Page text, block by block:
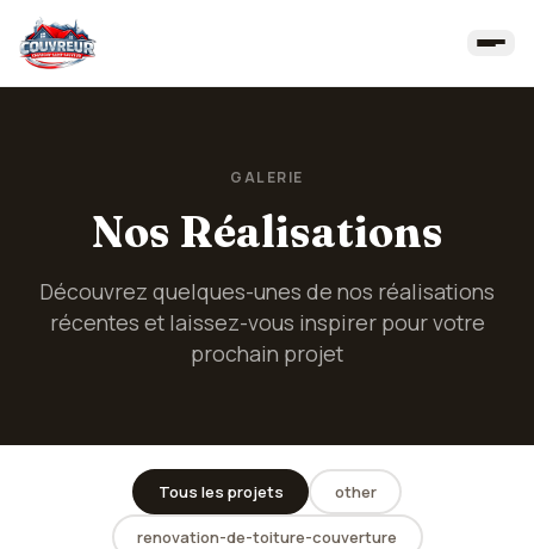
GALERIE
Nos Réalisations
Découvrez quelques-unes de nos réalisations
récentes et laissez-vous inspirer pour votre
prochain projet
Tous les projets other
renovation-de-toiture-couverture